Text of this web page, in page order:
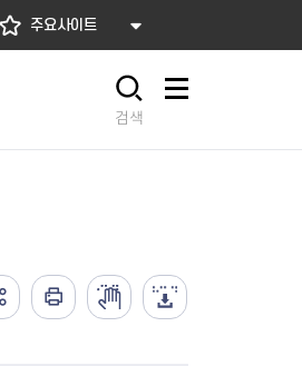
주요사이트
검색
사이트맵